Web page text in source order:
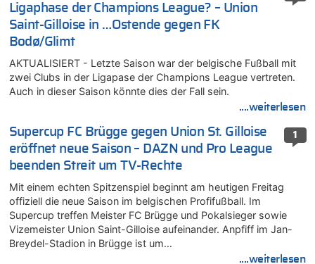
Ligaphase der Champions League? – Union
Saint-Gilloise in …Ostende gegen FK
Bodø/Glimt
AKTUALISIERT - Letzte Saison war der belgische Fußball mit
zwei Clubs in der Ligapase der Champions League vertreten.
Auch in dieser Saison könnte dies der Fall sein.
....weiterlesen
1
Supercup FC Brügge gegen Union St. Gilloise
eröffnet neue Saison – DAZN und Pro League
beenden Streit um TV-Rechte
Mit einem echten Spitzenspiel beginnt am heutigen Freitag
offiziell die neue Saison im belgischen Profifußball. Im
Supercup treffen Meister FC Brügge und Pokalsieger sowie
Vizemeister Union Saint-Gilloise aufeinander. Anpfiff im Jan-
Breydel-Stadion in Brügge ist um…
....weiterlesen